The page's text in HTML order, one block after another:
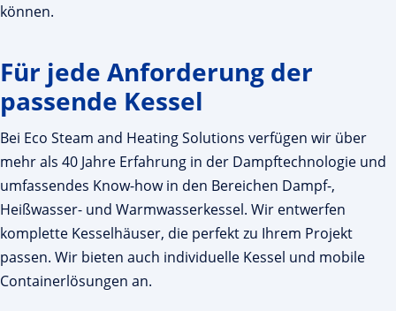
können.
Für jede Anforderung der
passende Kessel
Bei Eco Steam and Heating Solutions verfügen wir über
mehr als 40 Jahre Erfahrung in der Dampftechnologie und
umfassendes Know-how in den Bereichen Dampf-,
Heißwasser- und Warmwasserkessel. Wir entwerfen
komplette Kesselhäuser, die perfekt zu Ihrem Projekt
passen. Wir bieten auch individuelle Kessel und mobile
Containerlösungen an.